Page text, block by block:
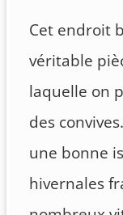
Cet endroit
véritable
laquelle on
des
une bonne
hivernales